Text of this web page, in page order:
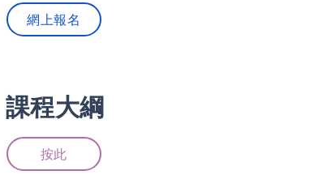
網上報名
​課程大綱
按此